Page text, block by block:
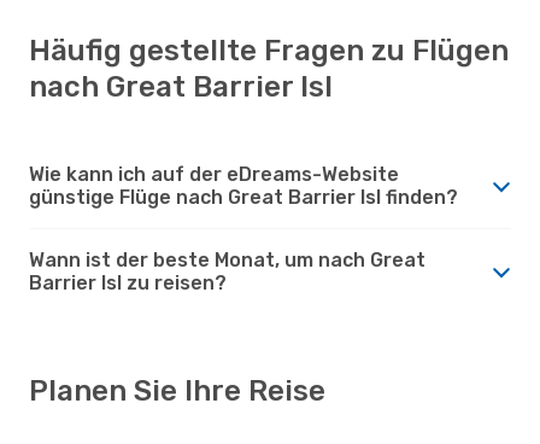
Häufig gestellte Fragen zu Flügen
nach Great Barrier Isl
Wie kann ich auf der eDreams-Website
günstige Flüge nach Great Barrier Isl finden?
Wann ist der beste Monat, um nach Great
Barrier Isl zu reisen?
Planen Sie Ihre Reise